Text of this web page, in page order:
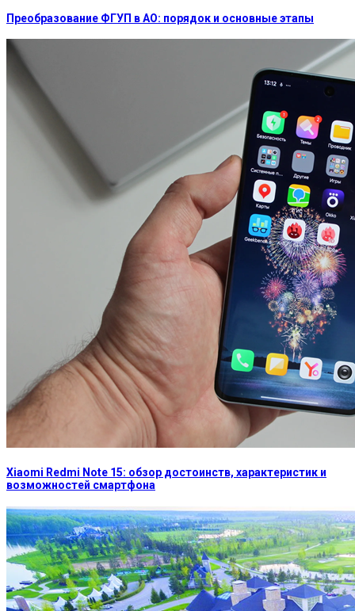
Преобразование ФГУП в АО: порядок и основные этапы
Xiaomi Redmi Note 15: обзор достоинств, характеристик и
возможностей смартфона